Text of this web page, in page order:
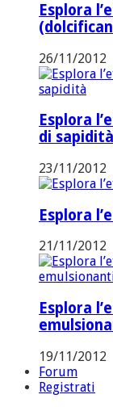
Esplora
26/11/2012
Esplora
di sapidità
23/11/2012
Esplora
21/11/2012
Esplora
19/11/2012
Forum
Registrati